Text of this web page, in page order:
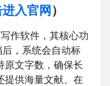
入官网 ）
作软件，其核心功
，系统会自动标
原文字数，确保长
提供海量文献、在